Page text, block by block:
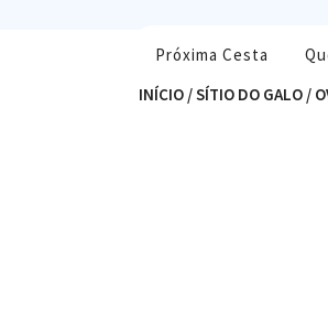
Próxima Cesta
INÍCIO /SÍTIO DO GALO /